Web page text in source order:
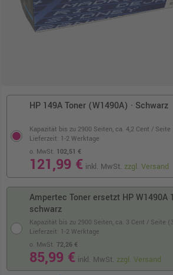
HP 149A Toner (W1490A) · Schwarz
Kapazität bis zu 2900 Seiten, ca. 4,2 Cent / Seite
o. MwSt. 102,51 €
121,99 € inkl. MwSt.zzgl. Versand
Lieferzeit: 1-2 Werktage
Ampertec Toner ersetzt HP W1490A
schwarz
Kapazität bis zu 2900 Seiten, ca. 3 Cent / Seite
o. MwSt.72,26 €
85,99 € inkl. MwSt. zzgl. Versand
Lieferzeit: 1-2 Werktage